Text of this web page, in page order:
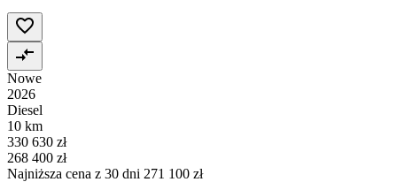
Nowe
2026
Diesel
10 km
330 630 zł
268 400 zł
Najniższa cena z 30 dni 271 100 zł